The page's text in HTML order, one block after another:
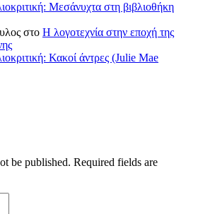
Μεσάνυχτα στη βιβλιοθήκη
στο Η λογοτεχνία στην εποχή της
Κακοί άντρες (Julie Mae
be published. Required fields are